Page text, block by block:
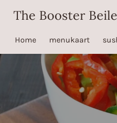
The Booster
Home menukaart